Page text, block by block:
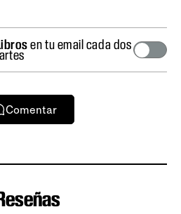
en tu email cada dos
Comentar